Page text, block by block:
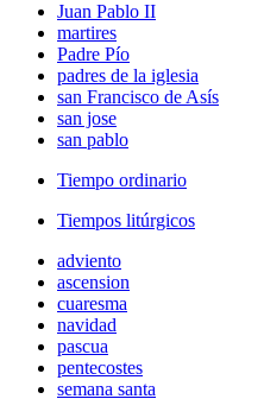
Juan Pablo II
martires
Padre Pío
padres de la iglesia
san Francisco de Asís
san jose
san pablo
Tiempo ordinario
Tiempos litúrgicos
adviento
ascension
cuaresma
navidad
pascua
pentecostes
semana santa